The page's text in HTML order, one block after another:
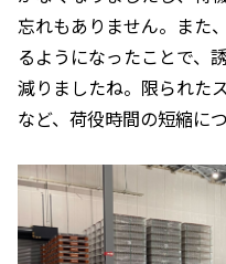
忘れもありません。また
るようになったことで、
減りましたね。限られた
など、荷役時間の短縮に